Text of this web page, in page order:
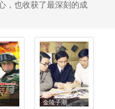
，也收获了最深刻的成
金陵子潮